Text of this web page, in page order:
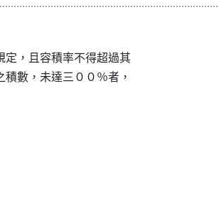
定，且容積率不得超過其
數，未達三００％者，